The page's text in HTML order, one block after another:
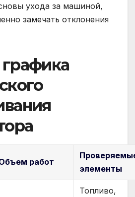
ухода за машиной,
замечать отклонения
работ
элементы
Топливо,